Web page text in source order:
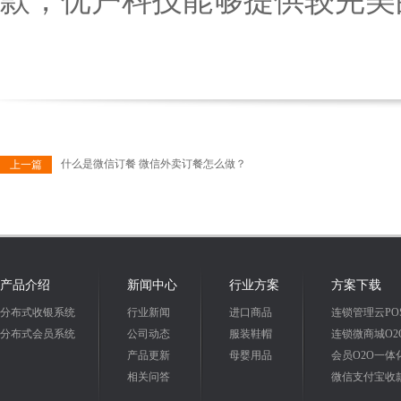
上一篇 什么是微信订餐 微信外卖订餐怎么做？
产品介绍
分布式收银系统
分布式会员系统
新闻中心
行业新闻
公司动态
产品更新
相关问答
行业方案
进口商品
服装鞋帽
母婴用品
方案下载
连锁管理云
连锁微商城
会员O2O一体
微信支付宝收